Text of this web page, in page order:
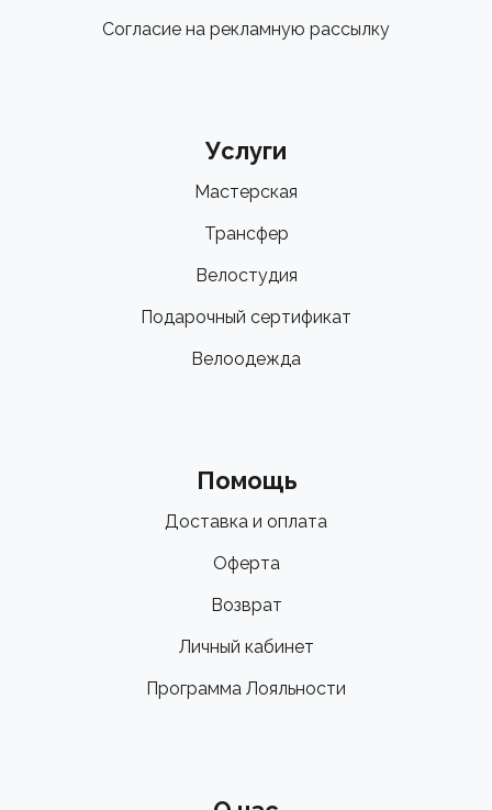
Согласие на рекламную рассылку
Услуги
Мастерская
Трансфер
Велостудия
Подарочный сертификат
Велоодежда
Помощь
Доставка и оплата
Оферта
Возврат
Личный кабинет
Программа Лояльности